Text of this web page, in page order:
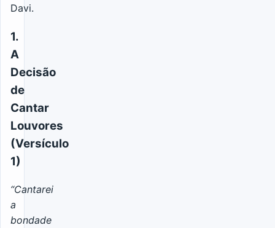
Davi.
1.
A
Decisão
de
Cantar
Louvores
(Versículo
1)
“Cantarei
a
bondade